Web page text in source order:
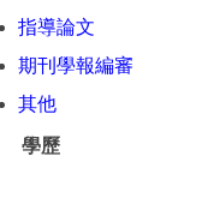
指導論文
期刊學報編審
其他
學歷